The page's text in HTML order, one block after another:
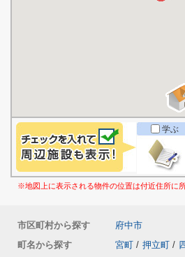
学ぶ
※地図上に表示される物件の位置は付近住所に
市区町村から探す
府中市
町名から探す
宮町 / 押立町 /